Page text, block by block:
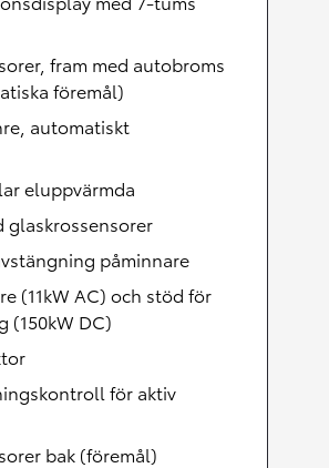
fram med autobroms
föremål)
automatiskt
eluppvärmda
glaskrossensorer
påminnare
(11kW AC) och stöd för
(150kW DC)
för aktiv
bak (föremål)